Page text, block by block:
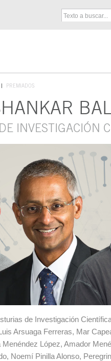
PREMIADOS
INVESTIGACIÓN
de Investigación
Arsuaga Ferreras, Mar
López, Amador
Noemí Pinilla Alonso,